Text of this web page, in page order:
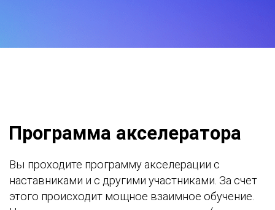
Старт акселератора
25 сентября в 18.00 мск